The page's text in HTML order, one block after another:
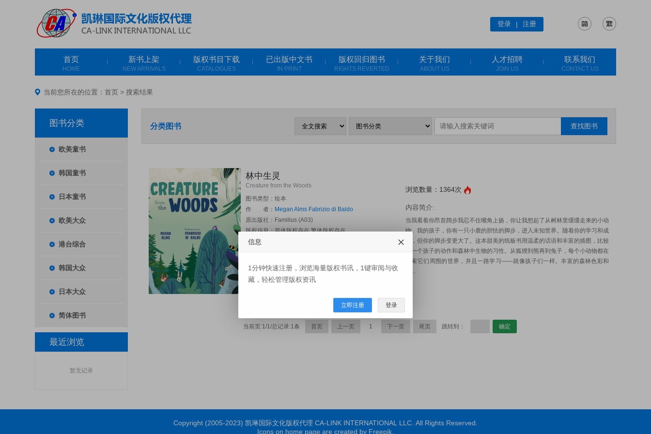
登录 | 注册
首页
HOME
新书上架
NEW ARRIVALS
版权书目下载
CATALOGUES
已出版中文书
IN PRINT
版权回归图书
RIGHTS REVERTED
关于我们
ABOUT US
人才招聘
JOIN US
联系我们
CONTACT US
当前您所在的位置： 首页 > 搜索结果
图书分类
欧美童书
韩国童书
日本童书
欧美大众
港台综合
韩国大众
日本大众
简体图书
最近浏览
暂无记录
分类图书 查找图书
林中生灵
Creature from the Woods
图书类型：绘本
作 者： Megan Alms Fabrizio di Baldo
原出版社： Familius (A03)
版权信息：简体版权存在,繁体版权存在
图书页码：20
审阅资料：PDF
联系人：
Bella
浏览数量：1364次
内容简介:
当我看着你昂首阔步我忍不住嘴角上扬，你让我想起了从树林里缓缓走来的小动
物。我的孩子，你有一只小鹿的胆怯的脚步，进入未知世界。随着你的学习和成
长，但你的脚步变更大了。这本甜美的纸板书用温柔的话语和丰富的插图，比较
了一个孩子的动作和森林中生物的习性。从狐狸到熊再到兔子，每个小动物都在
探索它们周围的世界，并且一路学习——就像孩子们一样。丰富的森林色彩和
甜...
当前页:1/1/总记录:1条 首页 上一页 1 下一页 尾页 跳转到：
Copyright (2005-2023) 凯琳国际文化版权代理 CA-LINK INTERNATIONAL LLC. All Rights Reserved.
Icons on home page are created by Freepik.
信息
1分钟快速注册，浏览海量版权书讯，1键审阅与收
藏，轻松管理版权资讯
立即注册 登录